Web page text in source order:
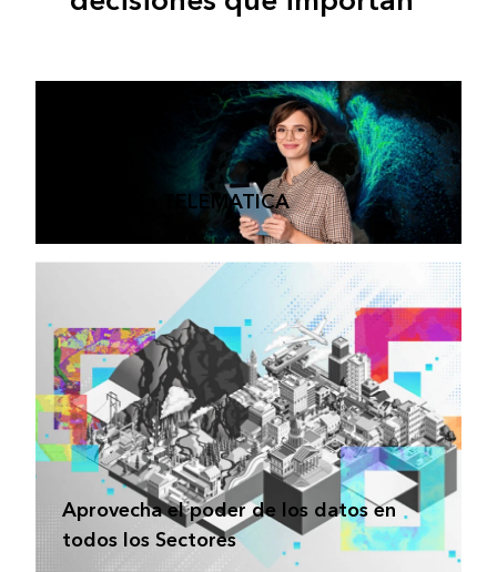
Tienda de TELEMATICA
Aprovecha el poder de los datos en
todos los Sectores